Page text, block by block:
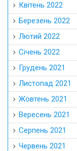
Квітень 2022
Березень 2022
Лютий 2022
Січень 2022
Грудень 2021
Листопад 2021
Жовтень 2021
Вересень 2021
Серпень 2021
Червень 2021